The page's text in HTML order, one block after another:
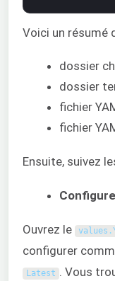
Voici un résumé
dossier
dossier
fichier
fichier
Ensuite, suivez
Ouvrez le values .
configurer
Latest . Vous